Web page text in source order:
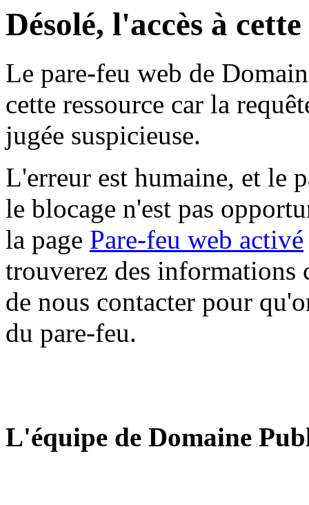
Désolé, l'accès à
Le pare-feu web de
cette ressource car la
jugée suspicieuse.
L'erreur est humaine, et le
le blocage n'est pas
la page Pare-feu web activé
trouverez des informations
de nous contacter pour
du pare-feu.
L'équipe de Domaine